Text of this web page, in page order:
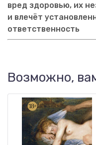
вред здоровью, их
и влечёт
ответственность
Возможно,